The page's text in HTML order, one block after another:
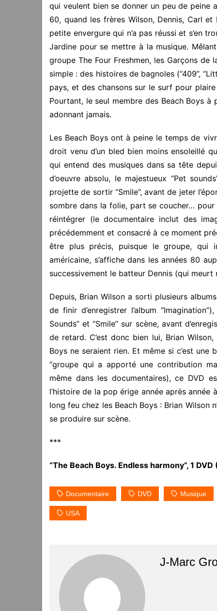
qui veulent bien se donner un peu de peine
60, quand les frères Wilson, Dennis, Carl
petite envergure qui n’a pas réussi et s’en
Jardine pour se mettre à la musique.
groupe The Four Freshmen, les Garçons
simple : des histoires de bagnoles (“409”,
pays, et des chansons sur le surf pour
Pourtant, le seul membre des Beach Boys à
adonnant jamais.
Les Beach Boys ont à peine le temps de
droit venu d’un bled bien moins ensoleillé
qui entend des musiques dans sa tête
d’oeuvre absolu, le majestueux “Pet
projette de sortir “Smile”, avant de jeter
sombre dans la folie, part se coucher…
réintégrer (le documentaire inclut des
précédemment et consacré à ce moment
être plus précis, puisque le groupe, qui
américaine, s’affiche dans les années 80
successivement le batteur Dennis (qui meurt
Depuis, Brian Wilson a sorti plusieurs
de finir d’enregistrer l’album
Sounds” et “Smile” sur scène, avant
de retard. C’est donc bien lui, Brian
Boys ne seraient rien. Et même si c’est
“groupe qui a apporté une contribution
même dans les documentaires), ce DVD
l’histoire de la pop érige année après année
long feu chez les Beach Boys : Brian Wilson
se produire sur scène.
***
“The Beach Boys. Endless harmony”, 1
Documentaire DVD Musique
USA
J-Marc